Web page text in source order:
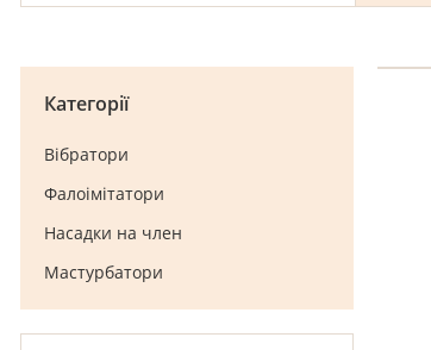
Категорії
Вібратори
Фалоімітатори
Насадки на член
Мастурбатори